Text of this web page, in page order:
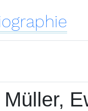
Müller,